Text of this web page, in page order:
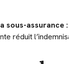
sous-assurance :
réduit